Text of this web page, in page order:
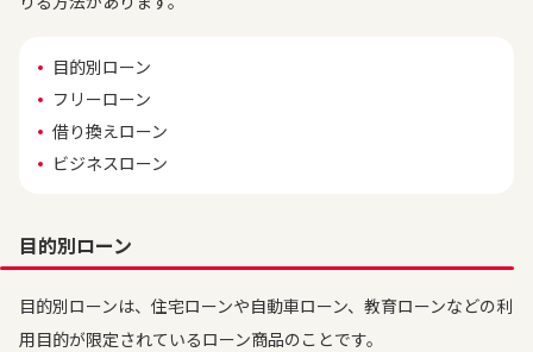
目的別ローン
フリーローン
借り換えローン
ビジネスローン
目的別ローン
目的別ローンは、住宅ローンや自動車ローン、教育ローンなどの利
用目的が限定されているローン商品のことです。